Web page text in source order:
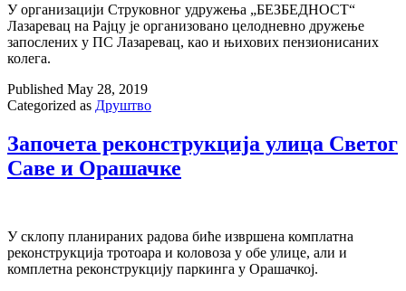
У организацији Струковног удружења „БЕЗБЕДНОСТ“
Лазаревац на Рајцу је организовано целодневно дружење
запослених у ПС Лазаревац, као и њихових пензионисаних
колега.
Published May 28, 2019
Categorized as Друштво
Започета реконструкција улица Светог
Саве и Орашачке
У склопу планираних радова биће извршена комплатна
реконструкција тротоара и коловоза у обе улице, али и
комплетна реконструкцију паркинга у Орашачкој.